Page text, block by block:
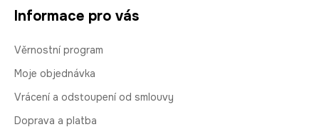
Informace pro vás
Věrnostní program
Moje objednávka
Vrácení a odstoupení od smlouvy
Doprava a platba